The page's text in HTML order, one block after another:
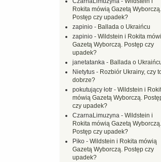
Rokita mówią Gazetą Wyborczą.
Postęp czy upadek?
zapinio - Ballada o Ukraińcu
zapinio - Wildstein i Rokita
Gazetą Wyborczą. Postęp czy
upadek?
janetatanka - Ballada o
Nietytus - Rozbiór Ukrainy, czy
dobrze?
pokutujący łotr - Wildstein i
mówią Gazetą Wyborczą.
czy upadek?
CzarnaLimuzyna - Wildstein i
Rokita mówią Gazetą Wyborczą.
Postęp czy upadek?
Piko - Wildstein i Rokita mówią
Gazetą Wyborczą. Postęp czy
upadek?